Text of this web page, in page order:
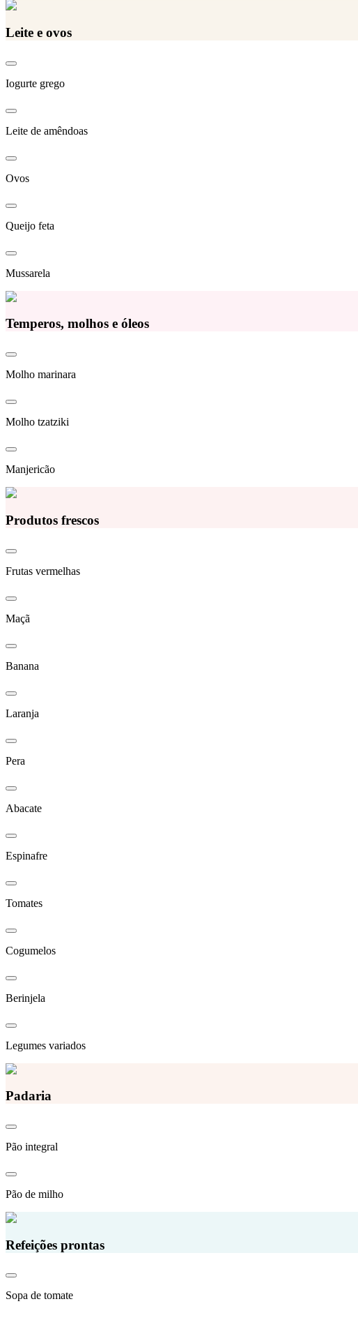
Leite e ovos
Iogurte grego
Leite de amêndoas
Ovos
Queijo feta
Mussarela
Temperos, molhos e óleos
Molho marinara
Molho tzatziki
Manjericão
Produtos frescos
Frutas vermelhas
Maçã
Banana
Laranja
Pera
Abacate
Espinafre
Tomates
Cogumelos
Berinjela
Legumes variados
Padaria
Pão integral
Pão de milho
Refeições prontas
Sopa de tomate